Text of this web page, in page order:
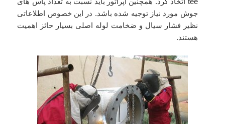
جوش مورد نیاز توجیه شده باشد. در این خصوص اطلاعاتی
نظیر فشار سیال و ضخامت لوله اصلی بسیار حائز اهمیت
هستند.